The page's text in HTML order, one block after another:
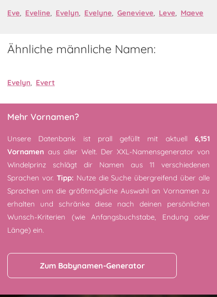
Eve, Eveline, Evelyn, Evelyne, Genevieve, Leve, Maeve
Ähnliche männliche Namen:
Evelyn, Evert
Mehr Vornamen?
Unsere Datenbank ist prall gefüllt mit aktuell 6,151
Vornamen aus aller Welt. Der XXL-Namensgenerator von
Windelprinz schlägt dir Namen aus 11 verschiedenen
Sprachen vor. Tipp: Nutze die Suche übergreifend über alle
Sprachen um die größtmögliche Auswahl an Vornamen zu
erhalten und schränke diese nach deinen persönlichen
Wunsch-Kriterien (wie Anfangsbuchstabe, Endung oder
Länge) ein.
Zum Babynamen-Generator